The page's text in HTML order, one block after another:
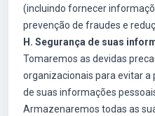
(incluindo fornecer
prevenção de fraudes e
H. Segurança de suas
Tomaremos as devidas
organizacionais para evitar a
de suas informações
Armazenaremos todas as